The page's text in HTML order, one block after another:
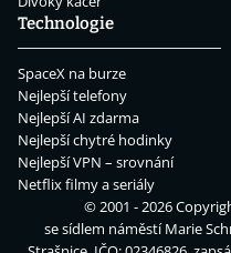
Technologie
SpaceX na burze
Nejlepší telefony
Nejlepší AI zdarma
Nejlepší chytré hodinky
Nejlepší VPN – srovnání
Netflix filmy a seriály
© 2001 - 2026
se sídlem náměstí Marie